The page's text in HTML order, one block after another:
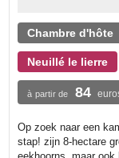
Chambre d'hôte
Neuillé le lierre
à partir de 84
Op zoek naar een
stap! zijn 8-hectare